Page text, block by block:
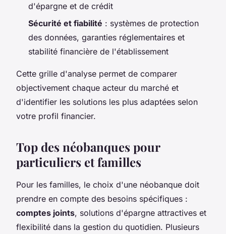
d'épargne et de crédit
Sécurité et fiabilité : systèmes de protection
des données, garanties réglementaires et
stabilité financière de l'établissement
Cette grille d'analyse permet de comparer
objectivement chaque acteur du marché et
d'identifier les solutions les plus adaptées selon
votre profil financier.
Top des néobanques pour
particuliers et familles
Pour les familles, le choix d'une néobanque doit
prendre en compte des besoins spécifiques :
comptes joints, solutions d'épargne attractives et
flexibilité dans la gestion du quotidien. Plusieurs